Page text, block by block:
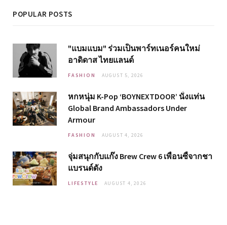
POPULAR POSTS
"แบมแบม" ร่วมเป็นพาร์ทเนอร์คนใหม่
อาดิดาส ไทยแลนด์
FASHION AUGUST 5, 2026
หกหนุ่ม K-Pop ‘BOYNEXTDOOR’ นั่งแท่น
Global Brand Ambassadors Under
Armour
FASHION AUGUST 4, 2026
จุ่มสนุกกับแก๊ง Brew Crew 6 เพื่อนซี้จากชา
แบรนด์ดัง
LIFESTYLE AUGUST 4, 2026